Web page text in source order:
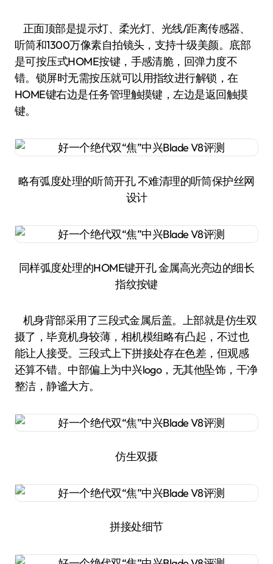
正面顶部是提示灯、柔光灯、光线/距离传感器、
听筒和1300万像素自拍镜头，支持十级美颜。底部
是可按压式HOME按键，手感清脆，回弹力度不
错。锁屏时无需按压就可以用指纹进行解锁，在
HOME键右边是任务管理触摸键，左边是返回触摸
键。
略有弧度处理的听筒开孔 不难清理的听筒保护丝网
设计
同样弧度处理的HOME键开孔 金属高光亮边的细长
指纹按键
机身背部采用了三段式金属后盖。上部就是仿生双
摄了，毕竟机身较薄，相机模组略有凸起，不过也
能让人接受。三段式上下拼接处存在色差，但观感
还算不错。中部偏上为中兴logo，无其他坠饰，干净
整洁，静谧大方。
仿生双摄
拼接处细节